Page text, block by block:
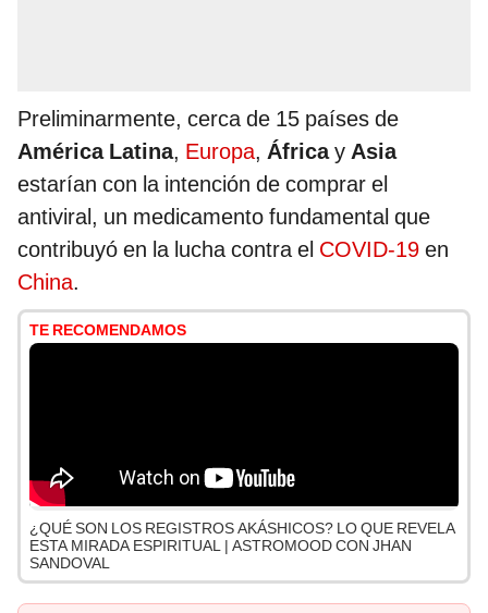
Preliminarmente, cerca de 15 países de
América Latina, Europa, Áfricay Asia
estarían con la intención de comprar el
antiviral, un medicamento fundamental que
contribuyó en la lucha contra el COVID-19 en
China.
TE RECOMENDAMOS
¿QUÉ SON LOS REGISTROS AKÁSHICOS? LO QUE REVELA
ESTA MIRADA ESPIRITUAL | ASTROMOOD CON JHAN
SANDOVAL